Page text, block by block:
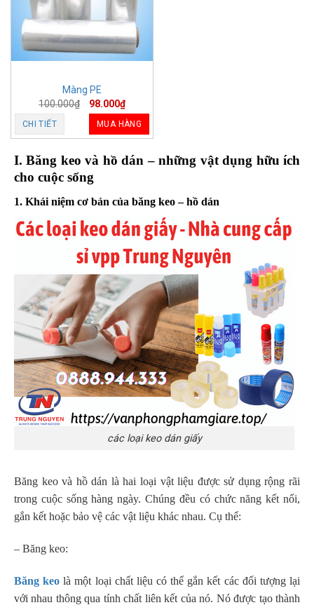
I. Băng keo và hồ dán – những vật dụng hữu ích
cho cuộc sống
1. Khái niệm cơ bản của băng keo – hồ dán
các loại keo dán giấy
Băng keo và hồ dán là hai loại vật liệu được sử dụng rộng rãi
trong cuộc sống hàng ngày. Chúng đều có chức năng kết nối,
gắn kết hoặc bảo vệ các vật liệu khác nhau. Cụ thể:
– Băng keo:
Băng keo là một loại chất liệu có thể gắn kết các đối tượng lại
với nhau thông qua tính chất liên kết của nó. Nó được tạo thành
Màng PE
100.000₫ 98.000₫
CHI TIẾT MUA HÀNG